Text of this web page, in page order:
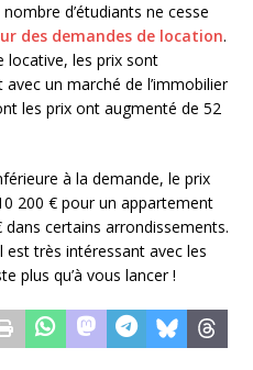
d’étudiants ne cesse
des demandes de location.
locative, les prix sont
un marché de l’immobilier
les prix ont augmenté de 52
à la demande, le prix
200 € pour un appartement
dans certains arrondissements.
est très intéressant avec les
plus qu’à vous lancer !